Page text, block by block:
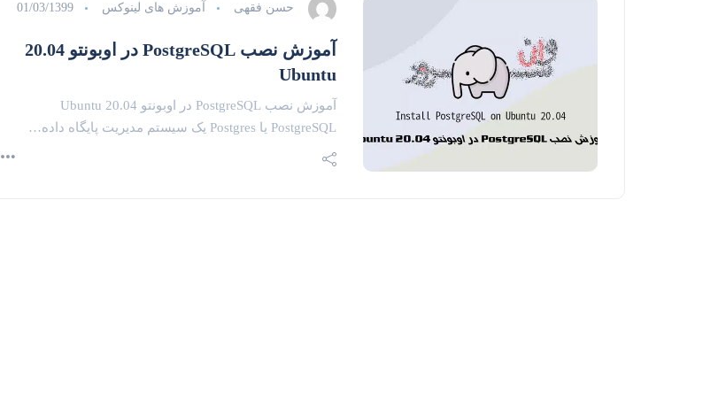
حسن فقهی آموزش های لینوکس 01/03/1399
آموزش نصب PostgreSQL در اوبونتو 20.04
Ubuntu
آموزش نصب PostgreSQL در اوبونتو 20.04 Ubuntu
PostgreSQL یا Postgres یک سیستم مدیریت پایگاه داده…